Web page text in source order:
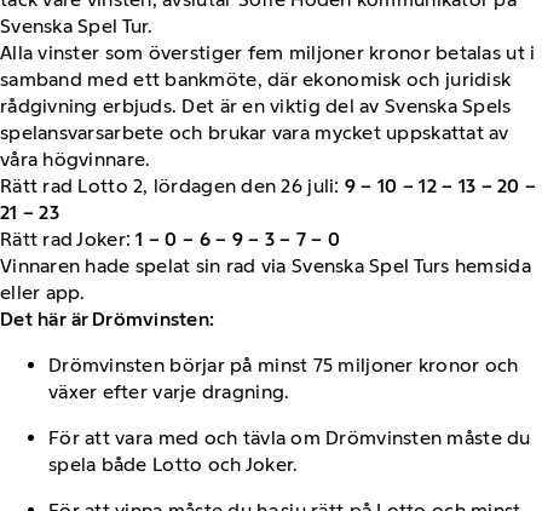
Svenska Spel Tur.
Alla vinster som överstiger fem miljoner kronor betalas ut i
samband med ett bankmöte, där ekonomisk och juridisk
rådgivning erbjuds. Det är en viktig del av Svenska Spels
spelansvarsarbete och brukar vara mycket uppskattat av
våra högvinnare.
Rätt rad Lotto 2, lördagen den 26 juli: 9 – 10 – 12 – 13 – 20 –
21 – 23
Rätt rad Joker:1 – 0 – 6 – 9 – 3 – 7 – 0
Vinnaren hade spelat sin rad via Svenska Spel Turs hemsida
eller app.
Det här är Drömvinsten:
Drömvinsten börjar på minst 75 miljoner kronor och
växer efter varje dragning.
För att vara med och tävla om Drömvinsten måste du
spela både Lotto och Joker.